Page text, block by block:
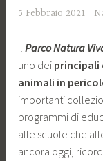
5 Febbraio 2021
IlParco Natura
uno dei principali
animali in
importanti
programmi di
alle scuole che
ancora oggi,